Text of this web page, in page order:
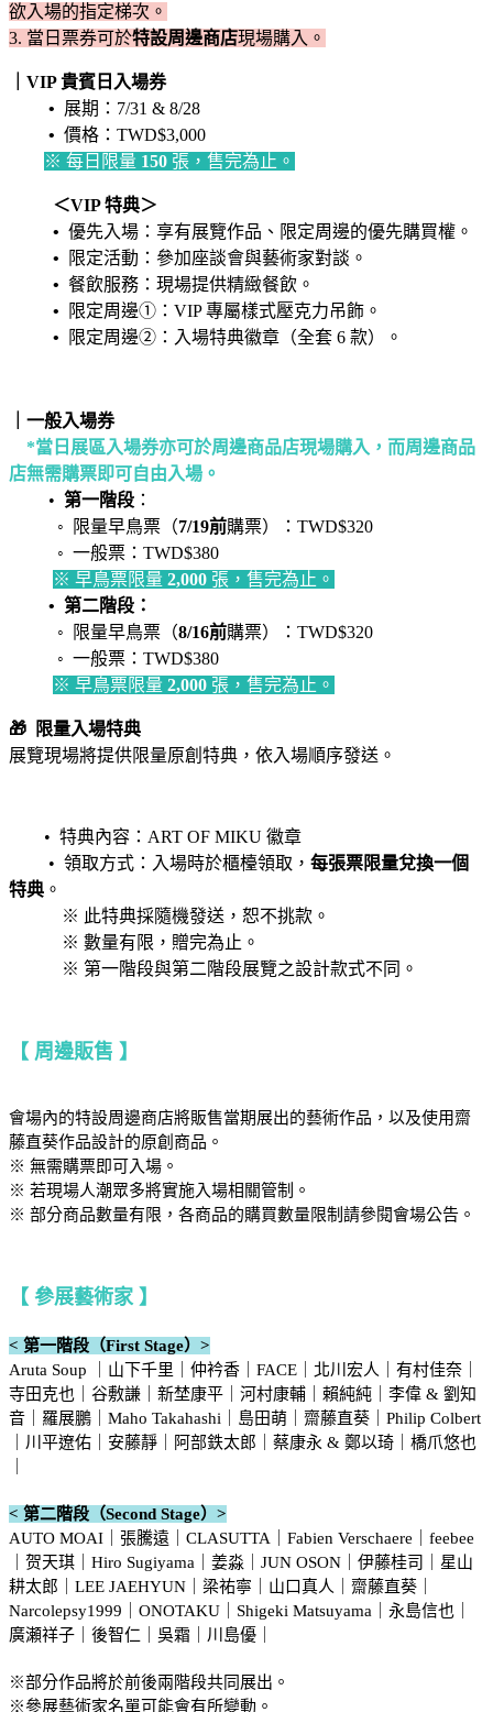
欲入場的指定梯次。
3. 當日票券可於特設周邊商店現場購入 。
｜VIP 貴賓日入場券
• 展期：7/31 & 8/28
• 價格：TWD$3,000
※ 每日限量 150 張，售完為止。
＜VIP 特典＞
• 優先入場：享有展覽作品、限定周邊的優先購買權。
•
限定活動：參加座談會與藝術家對談。
• 餐飲服務：現場提供精緻餐飲。
•
限定周邊①：VIP 專屬樣式壓克力吊飾。
•
限定周邊②：入場特典徽章（全套 6 款）。
｜一般入場券
*當日展區入場券亦可於周邊商品店現場購入，而周邊商品
店無需購票即可自由入場。
• 第一階段 ：
◦ 限量早鳥票（7/19前購票）：TWD$320
◦ 一般票：TWD$380
※ 早鳥票限量 2,000 張，售完為止。
• 第二階段：
◦ 限量早鳥票（8/16前購票）：TWD$320
◦ 一般票：TWD$380
※ 早鳥票限量 2,000 張，售完為止。
🎁
限量入場特典
展覽現場將提供限量原創特典，依入場順序發送。
• 特典內容：ART OF MIKU 徽章
• 領取方式：入場時於櫃檯領取， 每張票限量兌換一個
特典 。
※ 此特典採隨機發送，恕不挑款。
※ 數量有限，贈完為止。
※ 第一階段與第二階段展覽之設計款式不同。
【 周邊販售 】
會場內的特設周邊商店將販售當期展出的藝術作品，以及使用齋
藤直葵作品設計的原創商品。
※ 無需購票即可入場。
※ 若現場人潮眾多將實施入場相關管制。
※ 部分商品數量有限，各商品的購買數量限制請參閱會場公告。
【 參展藝術家 】
< 第一階段（First Stage）>
Aruta Soup ｜山下千里｜仲衿香｜FACE｜北川宏人｜有村佳奈｜
寺田克也｜谷敷謙｜新埜康平｜河村康輔｜賴純純｜李偉 & 劉知
音｜羅展鵬｜Maho Takahashi｜島田萌｜齋藤直葵｜Philip Colbert
｜川平遼佑｜安藤靜｜阿部鉄太郎｜蔡康永 & 鄭以琦｜橋爪悠也
< 第二階段（Second Stage）>
AUTO MOAI｜張騰遠｜CLASUTTA｜Fabien Verschaere｜feebee
｜贺天琪｜Hiro Sugiyama｜姜淼｜JUN OSON｜伊藤桂司｜星山
耕太郎｜LEE JAEHYUN｜梁祐寧｜山口真人｜齋藤直葵｜
Narcolepsy1999｜ONOTAKU｜Shigeki Matsuyama｜永島信也｜
廣瀬祥子｜後智仁｜吳霜｜川島優｜
※部分作品將於前後兩階段共同展出。
※參展藝術家名單可能會有所變動。